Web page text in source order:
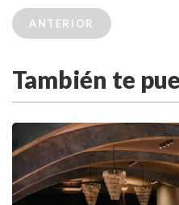
ANTERIOR
También te